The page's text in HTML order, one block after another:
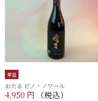
常温
おたる ピノ・ノワール
4,950 円 （税込）